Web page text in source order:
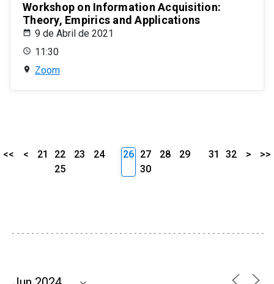
Workshop on Information Acquisition:
Theory, Empirics and Applications
9 de Abril de 2021
11:30
Zoom
<< < 21 22 23
24
25
26 27 28
29
30
31 32 > >>